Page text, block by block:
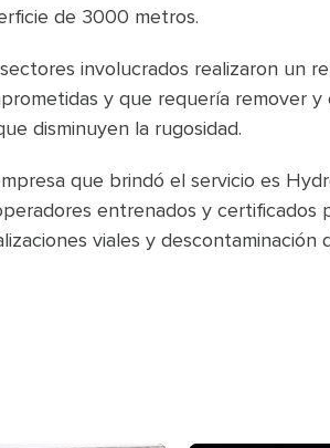
de 3000 metros.
involucrados realizaron un
y que requería remover
disminuyen la rugosidad.
que brindó el servicio es
entrenados y certificados
viales y